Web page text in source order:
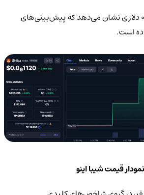
عبور از مقاومت ۰.۰۰۰۰۱۲ دلاری نشان می‌دهد که پیش‌بینی‌های
است.
نمودار قیمت شیبا اینو